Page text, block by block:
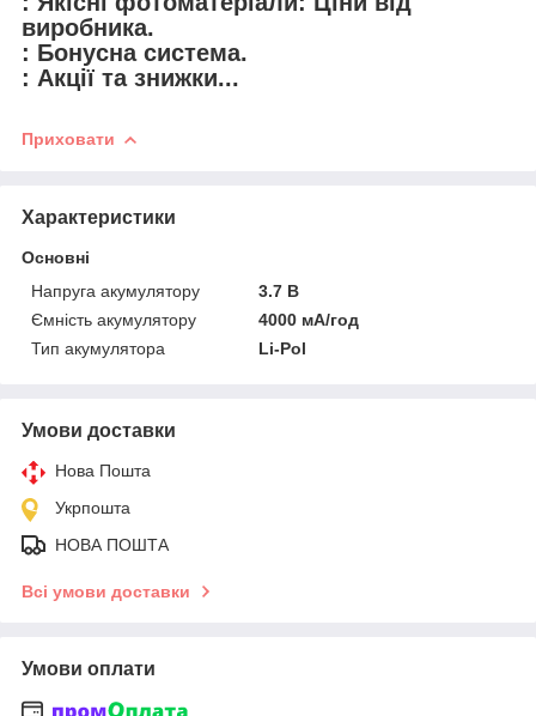
виробника.
: Бонусна система.
: Акції та знижки...
Приховати
Характеристики
Основні
Напруга акумулятору
3.7 В
Ємність акумулятору
4000 мА/год
Тип акумулятора
Li-Pol
Умови доставки
Нова Пошта
Укрпошта
НОВА ПОШТА
Всі умови доставки
Умови оплати